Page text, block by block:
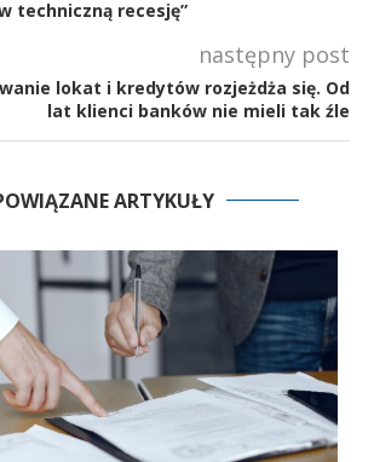
techniczną recesję”
następny post
lokat i kredytów rozjeżdża się. Od
lat klienci banków nie mieli tak źle
ARTYKUŁY